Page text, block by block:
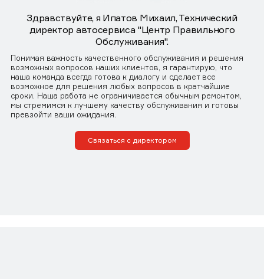
Здравствуйте, я Ипатов Михаил, Технический
директор автосервиса "Центр Правильного
Обслуживания".
Понимая важность качественного обслуживания и решения
возможных вопросов наших клиентов, я гарантирую, что
наша команда всегда готова к диалогу и сделает все
возможное для решения любых вопросов в кратчайшие
сроки. Наша работа не ограничивается обычным ремонтом,
мы стремимся к лучшему качеству обслуживания и готовы
превзойти ваши ожидания.
Связаться с директором